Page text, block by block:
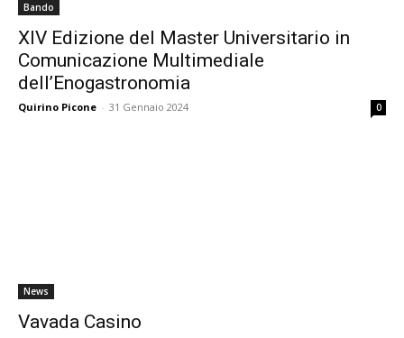
Bando
XIV Edizione del Master Universitario in
Comunicazione Multimediale
dell’Enogastronomia
Quirino Picone - 31 Gennaio 2024 0
News
Vavada Casino